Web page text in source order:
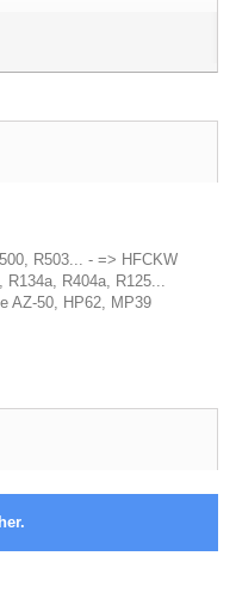
R503... - => HFCKW
R134a, R404a, R125...
AZ-50, HP62, MP39